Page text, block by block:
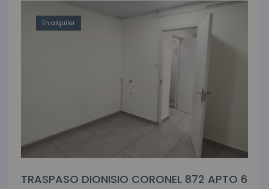
En alquiler
TRASPASO DIONISIO CORONEL 872 APTO 6